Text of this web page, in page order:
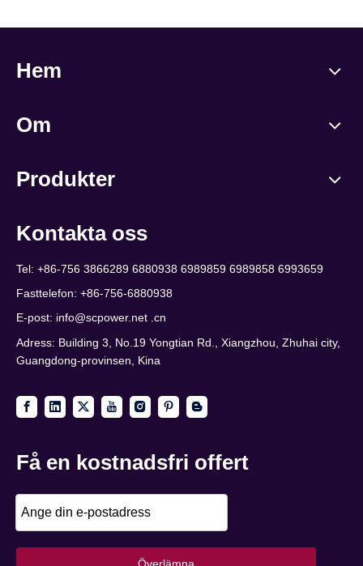
Hem
Om
Produkter
Kontakta oss
Tel: +86-756 3866289 6880938 6989859 6989858 6993659
Fasttelefon: +86-756-6880938
E-post: info@scpower.net .cn
Adress: Building 3, No.19 Yongtian Rd., Xiangzhou, Zhuhai city,
Guangdong-provinsen, Kina
Få en kostnadsfri offert
Överlämna